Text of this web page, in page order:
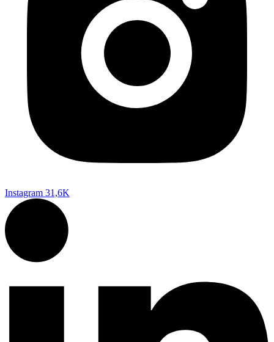
Instagram 31,6K